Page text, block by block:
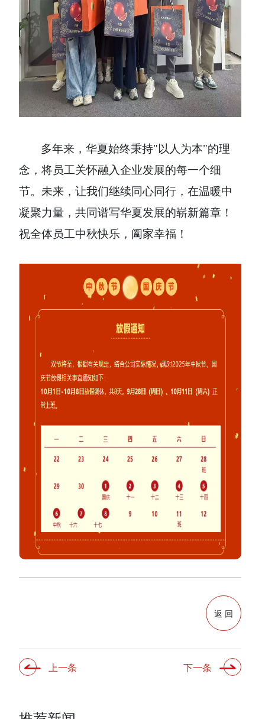
多年来，华夏始终秉持"以人为本"的理
念，将员工关怀融入企业发展的每一个细
节。未来，让我们继续同心同行，在温暖中
凝聚力量，共同谱写华夏发展的崭新篇章！
祝全体员工中秋快乐，阖家幸福！
返 回
上一条 下一条